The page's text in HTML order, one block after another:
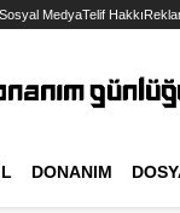
Sosyal MedyaTelif Hakkı
DONANIM